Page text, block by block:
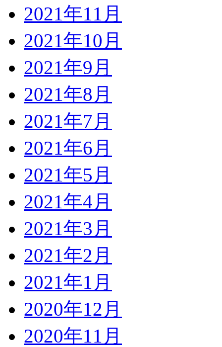
2021年11月
2021年10月
2021年9月
2021年8月
2021年7月
2021年6月
2021年5月
2021年4月
2021年3月
2021年2月
2021年1月
2020年12月
2020年11月